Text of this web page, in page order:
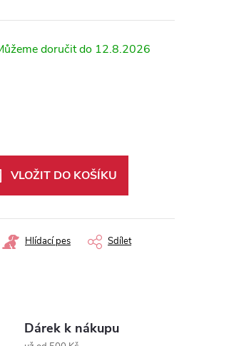
12.8.2026
VLOŽIT DO KOŠÍKU
Hlídací pes Sdílet
Dárek k nákupu